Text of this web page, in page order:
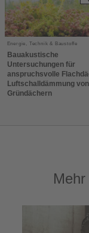
Energie, Technik & Baustoffe
Bauakustische
Untersuchungen für
anspruchsvolle
Luftschalldämmung von
Gründächern